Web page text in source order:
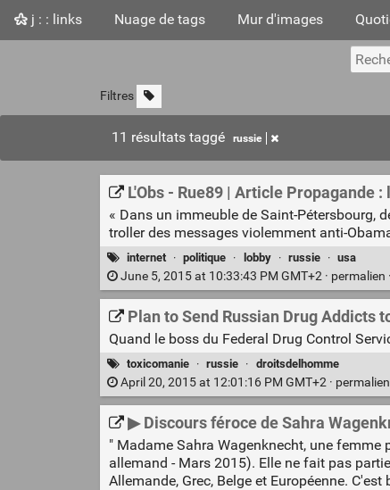
j : : links Nuage de tags Mur d'images
Filtres
11 résultats taggé russie
L'Obs - Rue89 | Article Propagande
« Dans un immeuble de Saint-Pétersbourg,
troller des messages violemment anti-
internet · politique · lobby · russie · usa
June 5, 2015 at 10:33:43 PM GMT+2 · permalien ·
Plan to Send Russian Drug Addicts
Quand le boss du Federal Drug Control
toxicomanie · russie · droitsdelhomme
April 20, 2015 at 12:01:16 PM GMT+2 · permalien
▶ Discours féroce de Sahra
" Madame Sahra Wagenknecht, une
allemand - Mars 2015). Elle ne fait pas
Allemande, Grec, Belge et Européenne.